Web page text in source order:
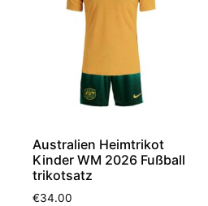
Australien Heimtrikot
Kinder WM 2026 Fußball
trikotsatz
€34.00